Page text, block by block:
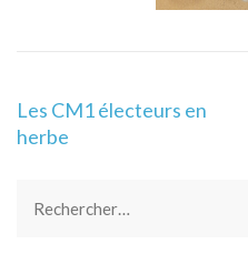
Navigation
de
Les CM1 électeurs en
herbe
Rechercher :